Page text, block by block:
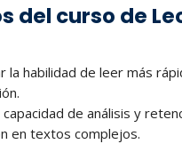
del curso de
la habilidad de leer más
de análisis y
en textos complejos.